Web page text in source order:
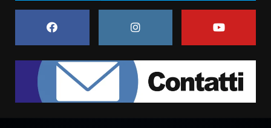
2
Serie D, l’Us Fasano non molla e
conferma di voler ricorrere per
ottenere l’iscrizione
8 Agosto 2026 19:55